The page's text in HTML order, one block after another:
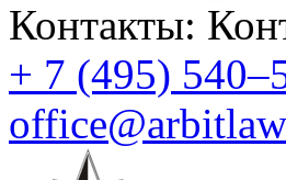
Контакты:
+ 7 (495)